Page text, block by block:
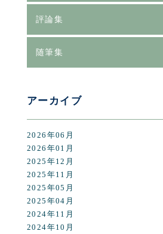
評論集
随筆集
アーカイブ
2026年06月
2026年01月
2025年12月
2025年11月
2025年05月
2025年04月
2024年11月
2024年10月